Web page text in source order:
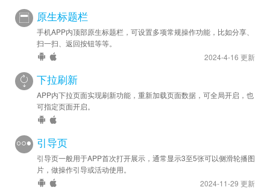
原生标题栏
手机APP内顶部原生标题栏，可设置多项常规操作功能，比如分享、
扫一扫、返回按钮等等。
2024-4-16 更新
下拉刷新
APP内下拉页面实现刷新功能，重新加载页面数据，可全局开启，也
可指定页面开启。
引导页
引导页一般用于APP首次打开展示，通常显示3至5张可以侧滑轮播图
片，做操作引导或活动使用。
2024-11-29 更新